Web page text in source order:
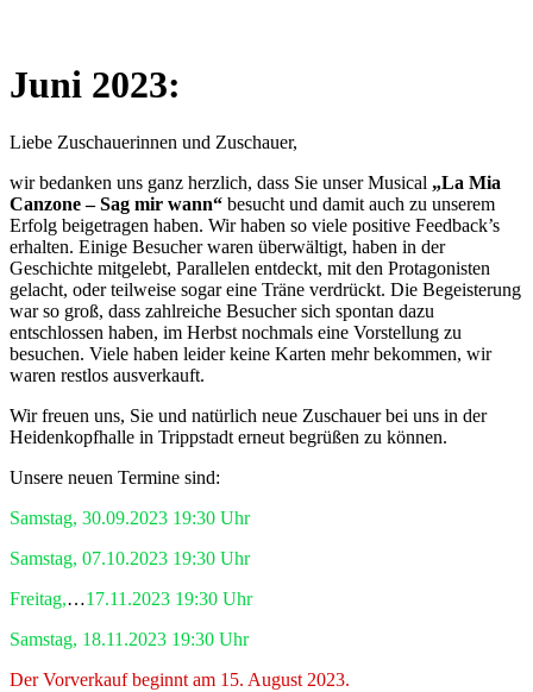
Juni 2023:
Liebe Zuschauerinnen und Zuschauer,
wir bedanken uns ganz herzlich, dass Sie unser Musical „La Mia
Canzone – Sag mir wann“ besucht und damit auch zu unserem
Erfolg beigetragen haben. Wir haben so viele positive Feedback’s
erhalten. Einige Besucher waren überwältigt, haben in der
Geschichte mitgelebt, Parallelen entdeckt, mit den Protagonisten
gelacht, oder teilweise sogar eine Träne verdrückt. Die Begeisterung
war so groß, dass zahlreiche Besucher sich spontan dazu
entschlossen haben, im Herbst nochmals eine Vorstellung zu
besuchen. Viele haben leider keine Karten mehr bekommen, wir
waren restlos ausverkauft.
Wir freuen uns, Sie und natürlich neue Zuschauer bei uns in der
Heidenkopfhalle in Trippstadt erneut begrüßen zu können.
Unsere neuen Termine sind:
Samstag, 30.09.2023 19:30 Uhr
Samstag, 07.10.2023 19:30 Uhr
Freitag,…17.11.2023 19:30 Uhr
Samstag, 18.11.2023 19:30 Uhr
Der Vorverkauf beginnt am 15. August 2023.